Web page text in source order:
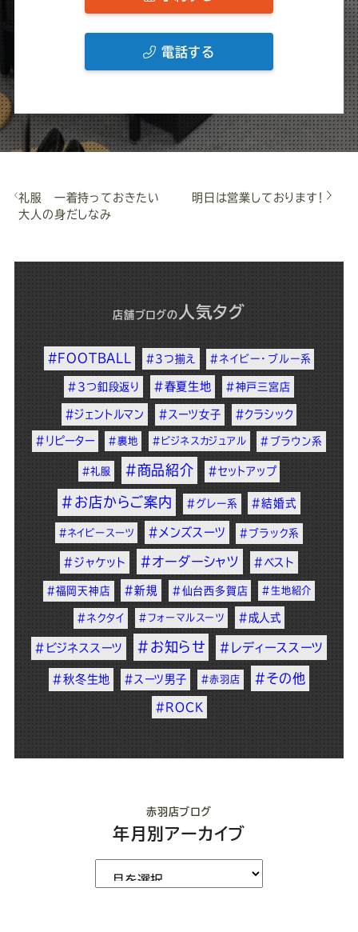
電話する
礼服 一着持っておきたい
大人の身だしなみ
明日は営業しております！
店舗ブログの 人気タグ
#FOOTBALL #3つ揃え #ネイビー・ブルー系
#3つ釦段返り #春夏生地 #神戸三宮店
#ジェントルマン #スーツ女子 #クラシック
#リピーター #裏地 #ビジネスカジュアル #ブラウン系
#礼服 #商品紹介 #セットアップ
#お店からご案内 #グレー系 #結婚式
#ネイビースーツ #メンズスーツ #ブラック系
#ジャケット #オーダーシャツ #ベスト
#福岡天神店 #新規 #仙台西多賀店 #生地紹介
#ネクタイ #フォーマルスーツ #成人式
#ビジネススーツ #お知らせ #レディーススーツ
#秋冬生地 #スーツ男子 #赤羽店 #その他
#ROCK
赤羽店ブログ
年月別アーカイブ